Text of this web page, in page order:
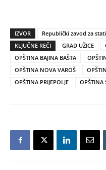
IZVOR
Republički zavod za
KLJUČNE REČI
GRAD UŽICE
OPŠTINA BAJINA BAŠTA
OPŠTINA NOVA VAROŠ
OPŠTINA PRIJEPOLJE
OPŠTINA